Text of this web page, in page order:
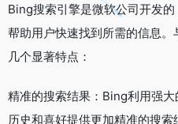
Bing搜索引擎是微软公司开发
帮助用户快速找到所需的信息
几个显著特点：
精准的搜索结果：Bing利用强
历史和喜好提供更加精准的搜索